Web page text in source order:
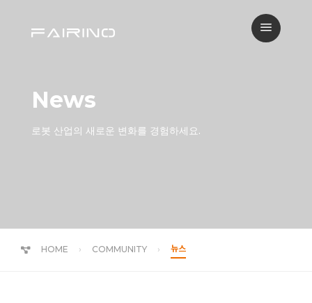
a
News
로봇 산업의 새로운 변화를 경험하세요.
HOME COMMUNITY 뉴스